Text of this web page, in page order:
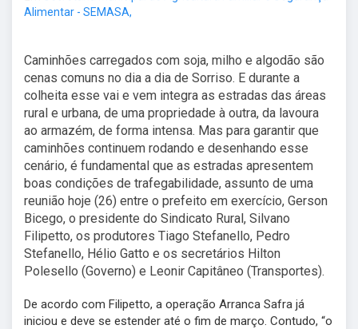
Alimentar - SEMASA,
Caminhões carregados com soja, milho e algodão são
cenas comuns no dia a dia de Sorriso. E durante a
colheita esse vai e vem integra as estradas das áreas
rural e urbana, de uma propriedade à outra, da lavoura
ao armazém, de forma intensa. Mas para garantir que
caminhões continuem rodando e desenhando esse
cenário, é fundamental que as estradas apresentem
boas condições de trafegabilidade, assunto de uma
reunião hoje (26) entre o prefeito em exercício, Gerson
Bicego, o presidente do Sindicato Rural, Silvano
Filipetto, os produtores Tiago Stefanello, Pedro
Stefanello, Hélio Gatto e os secretários Hilton
Polesello (Governo) e Leonir Capitâneo (Transportes).
De acordo com Filipetto, a operação Arranca Safra já
iniciou e deve se estender até o fim de março. Contudo, “o